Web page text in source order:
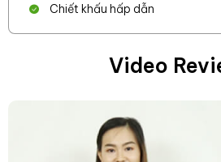
Chiết khấu hấp dẫn
Video